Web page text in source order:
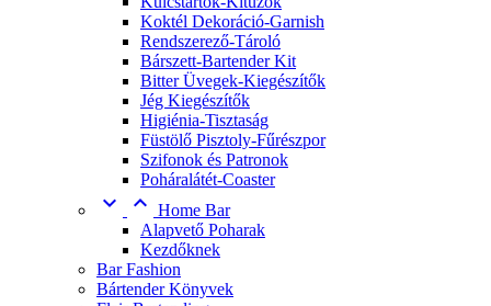
Koktél Dekoráció-Garnish
Rendszerező-Tároló
Bárszett-Bartender Kit
Bitter Üvegek-Kiegészítők
Jég Kiegészítők
Higiénia-Tisztaság
Füstölő Pisztoly-Fűrészpor
Szifonok és Patronok
Poháralátét-Coaster
  Home Bar
Alapvető Poharak
Kezdőknek
Bar Fashion
Bártender Könyvek